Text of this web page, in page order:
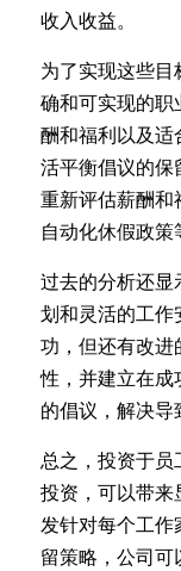
收入收益。
为了实现这些
确和可实现的
酬和福利以及适
活平衡倡议的保
重新评估薪酬
自动化休假政策
过去的分析还
划和灵活的工
功，但还有改进
性，并建立在
的倡议，解决导
总之，投资于员
投资，可以带
发针对每个工
留策略，公司